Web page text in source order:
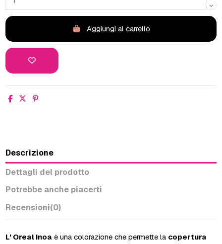
Aggiungi al carrello
Descrizione
Dettagli del prodotto
Potrebbe anche piacerti
Recensioni(0)
L' Oreal Inoa è una colorazione che permette la copertura